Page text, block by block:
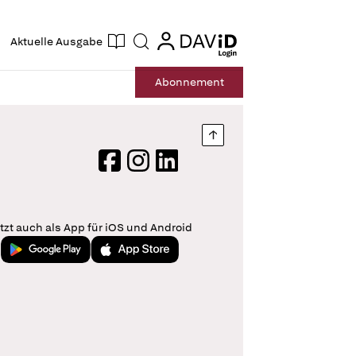
Aktuelle Ausgabe Suche login
login
Abonnement
Nach oben springen
FacebookInstagram
LinkedIn
auch als App für iOS und Android
Jetzt bei Google PlayLaden im App Store